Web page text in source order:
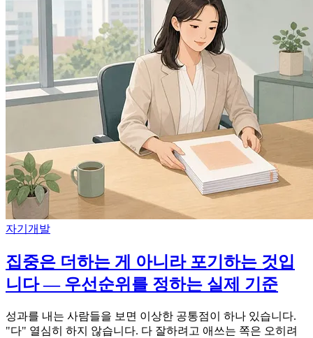
자기개발
집중은 더하는 게 아니라 포기하는 것입
니다 — 우선순위를 정하는 실제 기준
성과를 내는 사람들을 보면 이상한 공통점이 하나 있습니다.
"다" 열심히 하지 않습니다. 다 잘하려고 애쓰는 쪽은 오히려